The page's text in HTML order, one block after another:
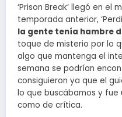
‘Prison Break’ llegó en el
temporada anterior,
la gente tenía hambre
toque de misterio por lo
algo que mantenga el
semana se podrían
consiguieron ya que el
lo que buscábamos y
como de crítica.